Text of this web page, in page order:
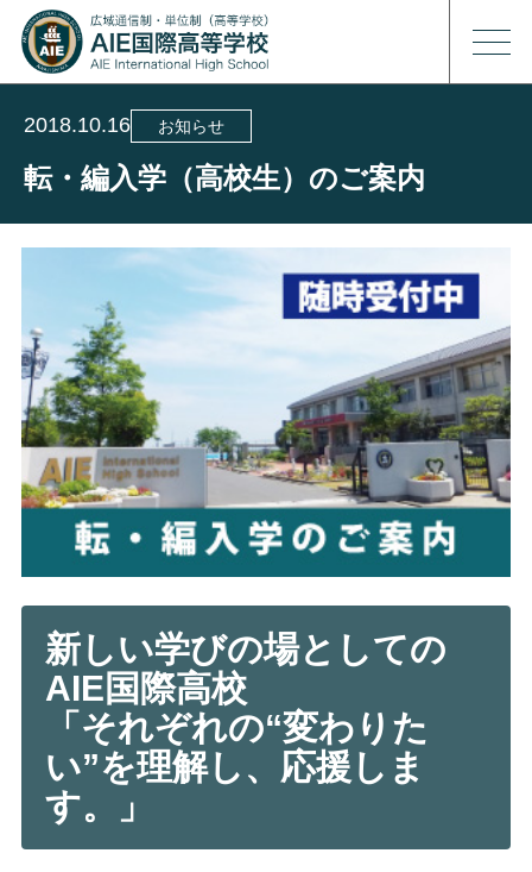
2018.10.16 お知らせ
転・編入学（高校生）のご案内
新しい学びの場としての
AIE国際高校
「それぞれの“変わりた
い”を理解し、応援しま
す。」